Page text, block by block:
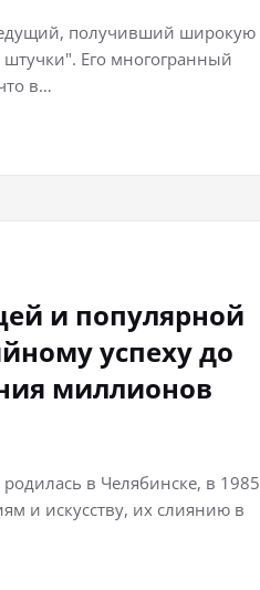
получивший широкую
Его многогранный
в…
и популярной
успеху до
миллионов
в Челябинске, в 1985
и искусству, их слиянию в